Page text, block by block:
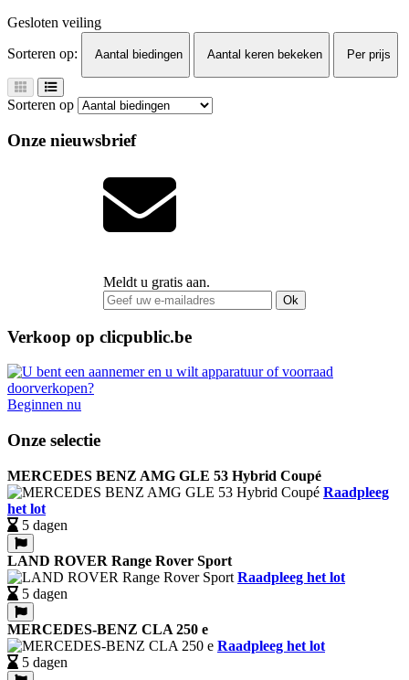
Gesloten veiling
Sorteren op:
Aantal biedingen Aantal keren bekeken Per prijs
Sorteren op
Onze nieuwsbrief
Meldt u gratis aan.
Ok
Verkoop op clicpublic.be
Beginnen nu
Onze selectie
MERCEDES BENZ AMG GLE 53 Hybrid Coupé
Raadpleeg
het lot
5 dagen
LAND ROVER Range Rover Sport
Raadpleeg het lot
5 dagen
MERCEDES-BENZ CLA 250 e
Raadpleeg het lot
5 dagen